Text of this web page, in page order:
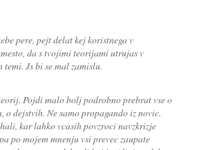
pere, pejt delat kej koristnega v
da s tvojimi teorijami utrujas v
temi. Js bi se mal zamislu.
Pojdi malo bolj podrobno prebrat vse o
o dejstvih. Ne samo propagando iz novic.
kar lahko vcasih povzroci navzkrizje
po mojem mnenju vsi prevec zaupate